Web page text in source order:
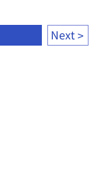
ろしくお願いい
！
Next